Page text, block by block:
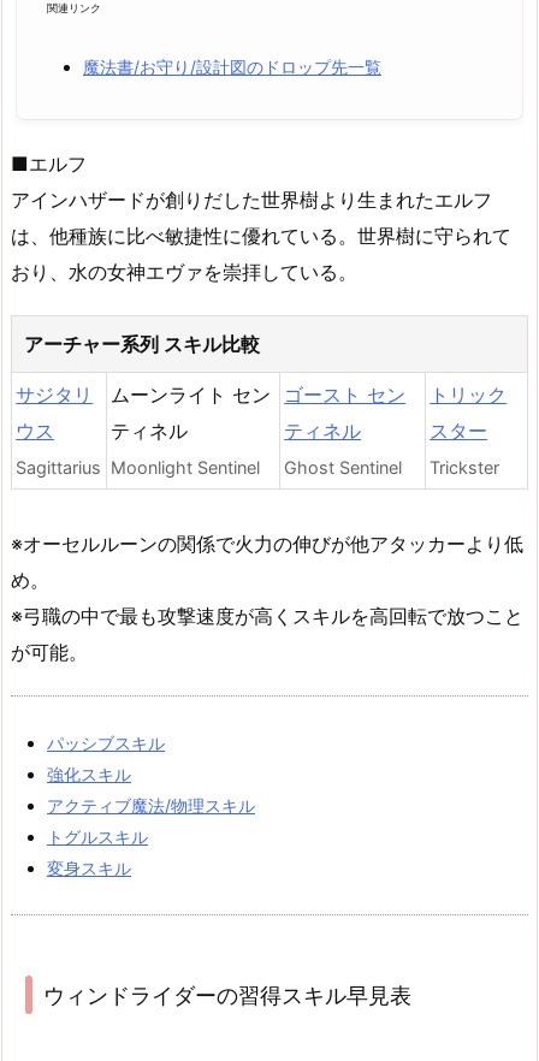
関連リンク
魔法書/お守り/設計図のドロップ先一覧
■エルフ
アインハザードが創りだした世界樹より生まれたエルフ
は、他種族に比べ敏捷性に優れている。世界樹に守られて
おり、水の女神エヴァを崇拝している。
アーチャー系列 スキル比較
サジタリ
ウス
Sagittarius
ムーンライト セン
ティネル
Moonlight Sentinel
ゴースト セン
ティネル
Ghost Sentinel
トリック
スター
Trickster
※オーセルルーンの関係で火力の伸びが他アタッカーより低
め。
※弓職の中で最も攻撃速度が高くスキルを高回転で放つこと
が可能。
パッシブスキル
強化スキル
アクティブ魔法/物理スキル
トグルスキル
変身スキル
ウィンドライダーの習得スキル早見表